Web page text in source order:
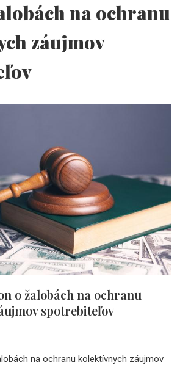
na ochranu
záujmov
o žalobách na ochranu
spotrebiteľov
na ochranu kolektívnych záujmov